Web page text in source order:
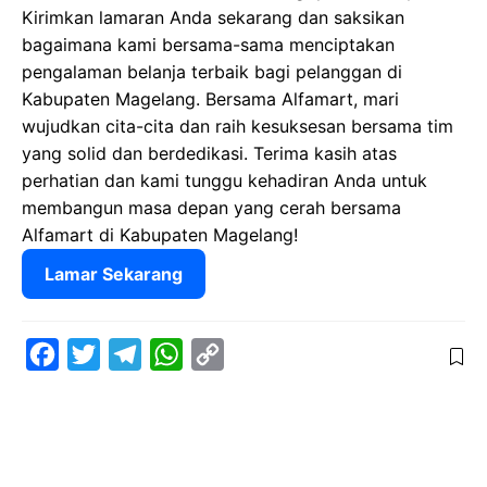
Kirimkan lamaran Anda sekarang dan saksikan
bagaimana kami bersama-sama menciptakan
pengalaman belanja terbaik bagi pelanggan di
Kabupaten Magelang. Bersama Alfamart, mari
wujudkan cita-cita dan raih kesuksesan bersama tim
yang solid dan berdedikasi. Terima kasih atas
perhatian dan kami tunggu kehadiran Anda untuk
membangun masa depan yang cerah bersama
Alfamart di Kabupaten Magelang!
Lamar Sekarang
W